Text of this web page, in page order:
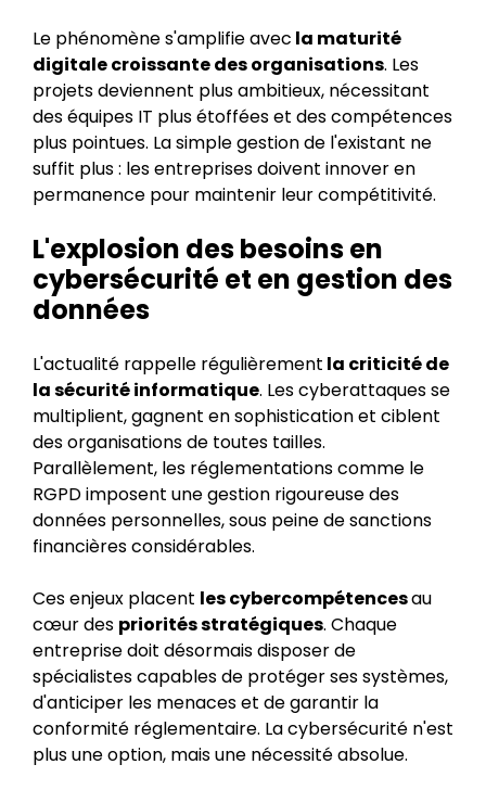
Le phénomène s'amplifie avec la maturité
digitale croissante des organisations. Les
projets deviennent plus ambitieux, nécessitant
des équipes IT plus étoffées et des compétences
plus pointues. La simple gestion de l'existant ne
suffit plus : les entreprises doivent innover en
permanence pour maintenir leur compétitivité.
L'explosion des besoins en
cybersécurité et en gestion des
données
L'actualité rappelle régulièrement la criticité de
la sécurité informatique. Les cyberattaques se
multiplient, gagnent en sophistication et ciblent
des organisations de toutes tailles.
Parallèlement, les réglementations comme le
RGPD imposent une gestion rigoureuse des
données personnelles, sous peine de sanctions
financières considérables.
Ces enjeux placent les cybercompétencesau
cœur des priorités stratégiques. Chaque
entreprise doit désormais disposer de
spécialistes capables de protéger ses systèmes,
d'anticiper les menaces et de garantir la
conformité réglementaire. La cybersécurité n'est
plus une option, mais une nécessité absolue.